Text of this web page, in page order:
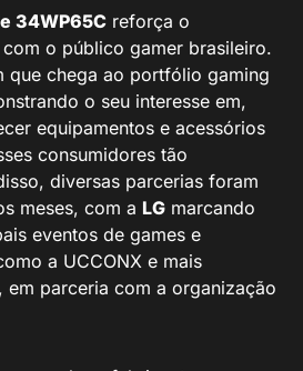
34WP65C reforça o
o público gamer brasileiro.
que chega ao portfólio gaming
o seu interesse em,
equipamentos e acessórios
consumidores tão
diversas parcerias foram
meses, com a LG marcando
eventos de games e
a UCCONX e mais
em parceria com a organização